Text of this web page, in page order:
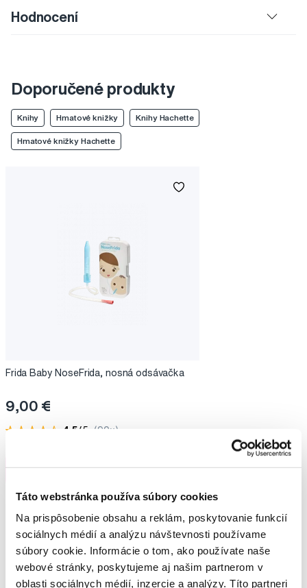
Táto webstránka používa súbory cookies
Na prispôsobenie obsahu a reklám, poskytovanie funkcií
sociálnych médií a analýzu návštevnosti používame
súbory cookie. Informácie o tom, ako používate naše
webové stránky, poskytujeme aj našim partnerom v
oblasti sociálnych médií, inzercie a analýzy. Títo partneri
Hodnocení
Doporučené produkty
Knihy Hmatové knižky Knihy Hachette
Hmatové knižky Hachette
Frida Baby NoseFrida, nosná odsávačka
9,00 €
4,5 /5 (90x)
Do košíku
Vybrané dotazy a články